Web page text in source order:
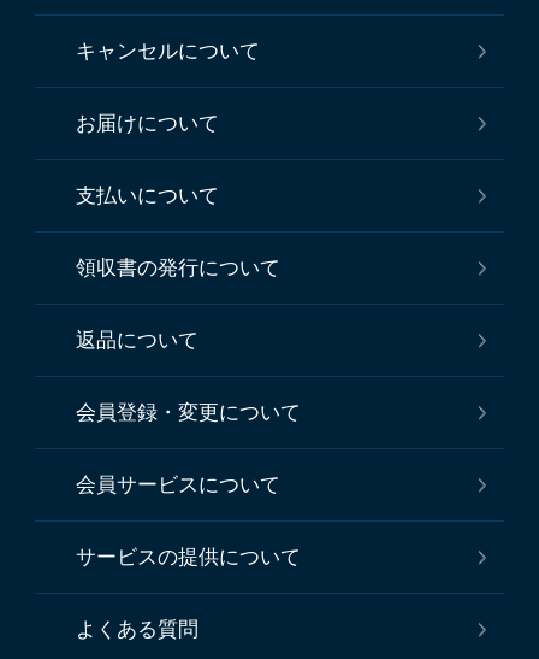
キャンセルについて
お届けについて
支払いについて
領収書の発行について
返品について
会員登録・変更について
会員サービスについて
サービスの提供について
よくある質問